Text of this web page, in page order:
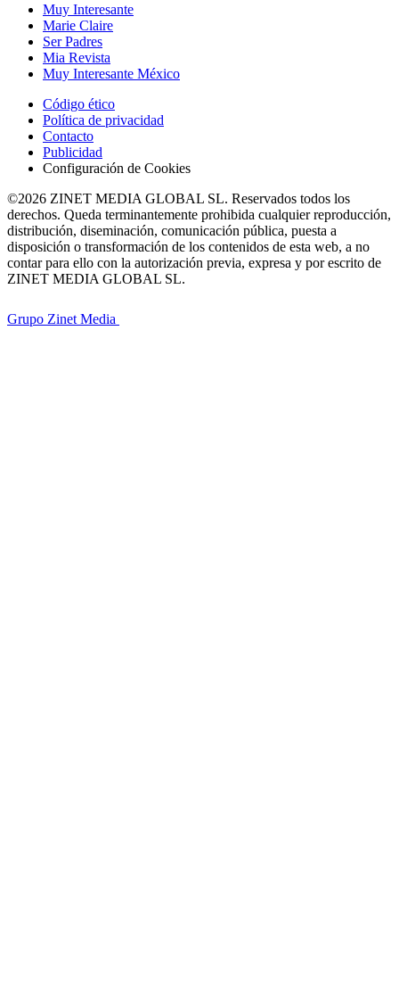
Muy Interesante
Marie Claire
Ser Padres
Mia Revista
Muy Interesante México
Código ético
Política de privacidad
Contacto
Publicidad
Configuración de Cookies
©2026 ZINET MEDIA GLOBAL SL. Reservados todos los
derechos. Queda terminantemente prohibida cualquier reproducción,
distribución, diseminación, comunicación pública, puesta a
disposición o transformación de los contenidos de esta web, a no
contar para ello con la autorización previa, expresa y por escrito de
ZINET MEDIA GLOBAL SL.
Grupo Zinet Media